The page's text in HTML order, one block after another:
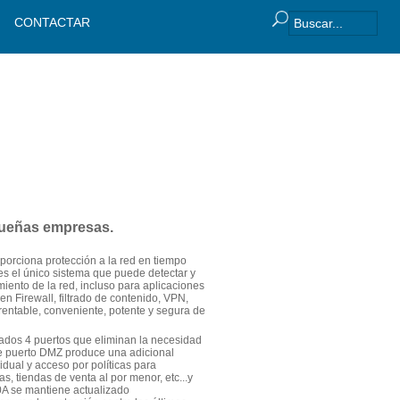
CONTACTAR
empresas.
protección a la red en tiempo
el único sistema que puede detectar y
de la red, incluso para aplicaciones
Firewall, filtrado de contenido, VPN,
conveniente, potente y segura de
4 puertos que eliminan la necesidad
DMZ produce una adicional
y acceso por políticas para
tiendas de venta al por menor, etc...y
se mantiene actualizado